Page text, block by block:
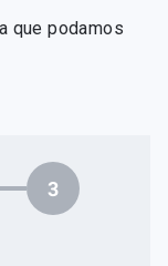
que podamos
3